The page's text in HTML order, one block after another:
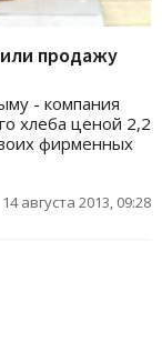
продажу
- компания
хлеба ценой 2,2
фирменных
14 августа 2013, 09:28